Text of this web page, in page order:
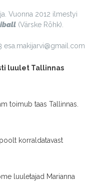
Vuonna 2012 ilmestyi
(Värske Rõhk).
esa.makijarvi@gmail.com
luulet Tallinnas
toimub taas Tallinnas.
korraldatavast
luuletajad Marianna